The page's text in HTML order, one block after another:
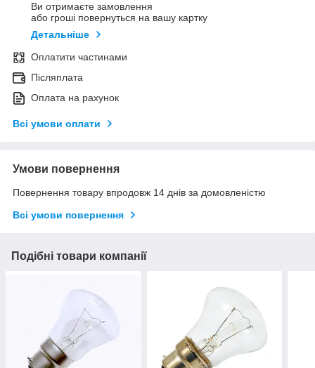
Ви отримаєте замовлення
або гроші повернуться на вашу картку
Детальніше
Оплатити частинами
Післяплата
Оплата на рахунок
Всі умови оплати
Умови повернення
Повернення товару впродовж 14 днів за домовленістю
Всі умови повернення
Подібні товари компанії